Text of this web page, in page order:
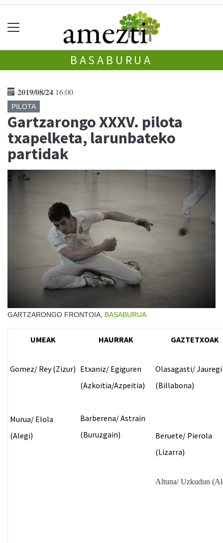
BASABURUA
2019/08/24 16:00
PILOTA
Gartzarongo XXXV. pilota
txapelketa, larunbateko
partidak
GARTZARONGO FRONTOIA, BASABURUA
UMEAK HAURRAK GAZTETXOAK
Gomez/ Rey(Zizur)
Murua/ Elola
(Alegi)
Etxaniz/ Egiguren
(Azkoitia/Azpeitia)
Barberena/Astrain
(Buruzgain)
Olasagasti/Jauregi
(Billabona)
Beruete/ Pierola
(Lizarra)
Altuna/ Uzkudun